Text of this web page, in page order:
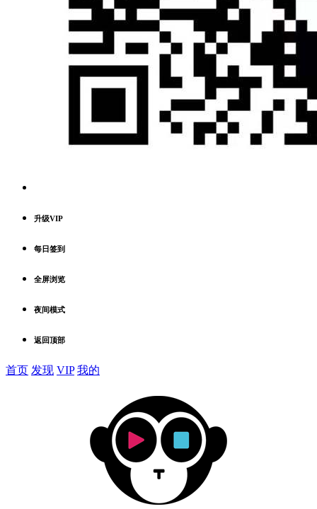
升级VIP
每日签到
全屏浏览
夜间模式
返回顶部
首页 发现 VIP 我的